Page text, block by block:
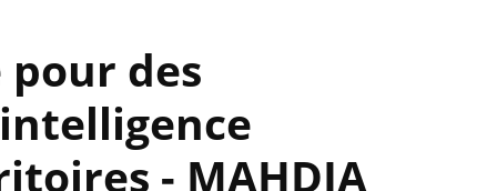
des
- MAHDIA